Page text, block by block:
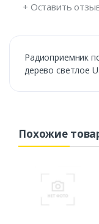
+ Оставить
Радиоприемник
дерево светлое
Похожие